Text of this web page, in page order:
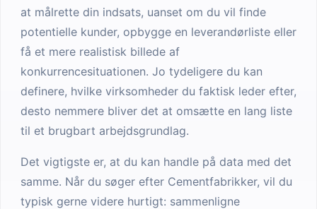
at målrette din indsats, uanset om du vil finde
potentielle kunder, opbygge en leverandørliste eller
få et mere realistisk billede af
konkurrencesituationen. Jo tydeligere du kan
definere, hvilke virksomheder du faktisk leder efter,
desto nemmere bliver det at omsætte en lang liste
til et brugbart arbejdsgrundlag.
Det vigtigste er, at du kan handle på data med det
samme. Når du søger efter Cementfabrikker, vil du
typisk gerne videre hurtigt: sammenligne